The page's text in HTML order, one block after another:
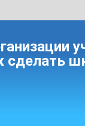
сделать